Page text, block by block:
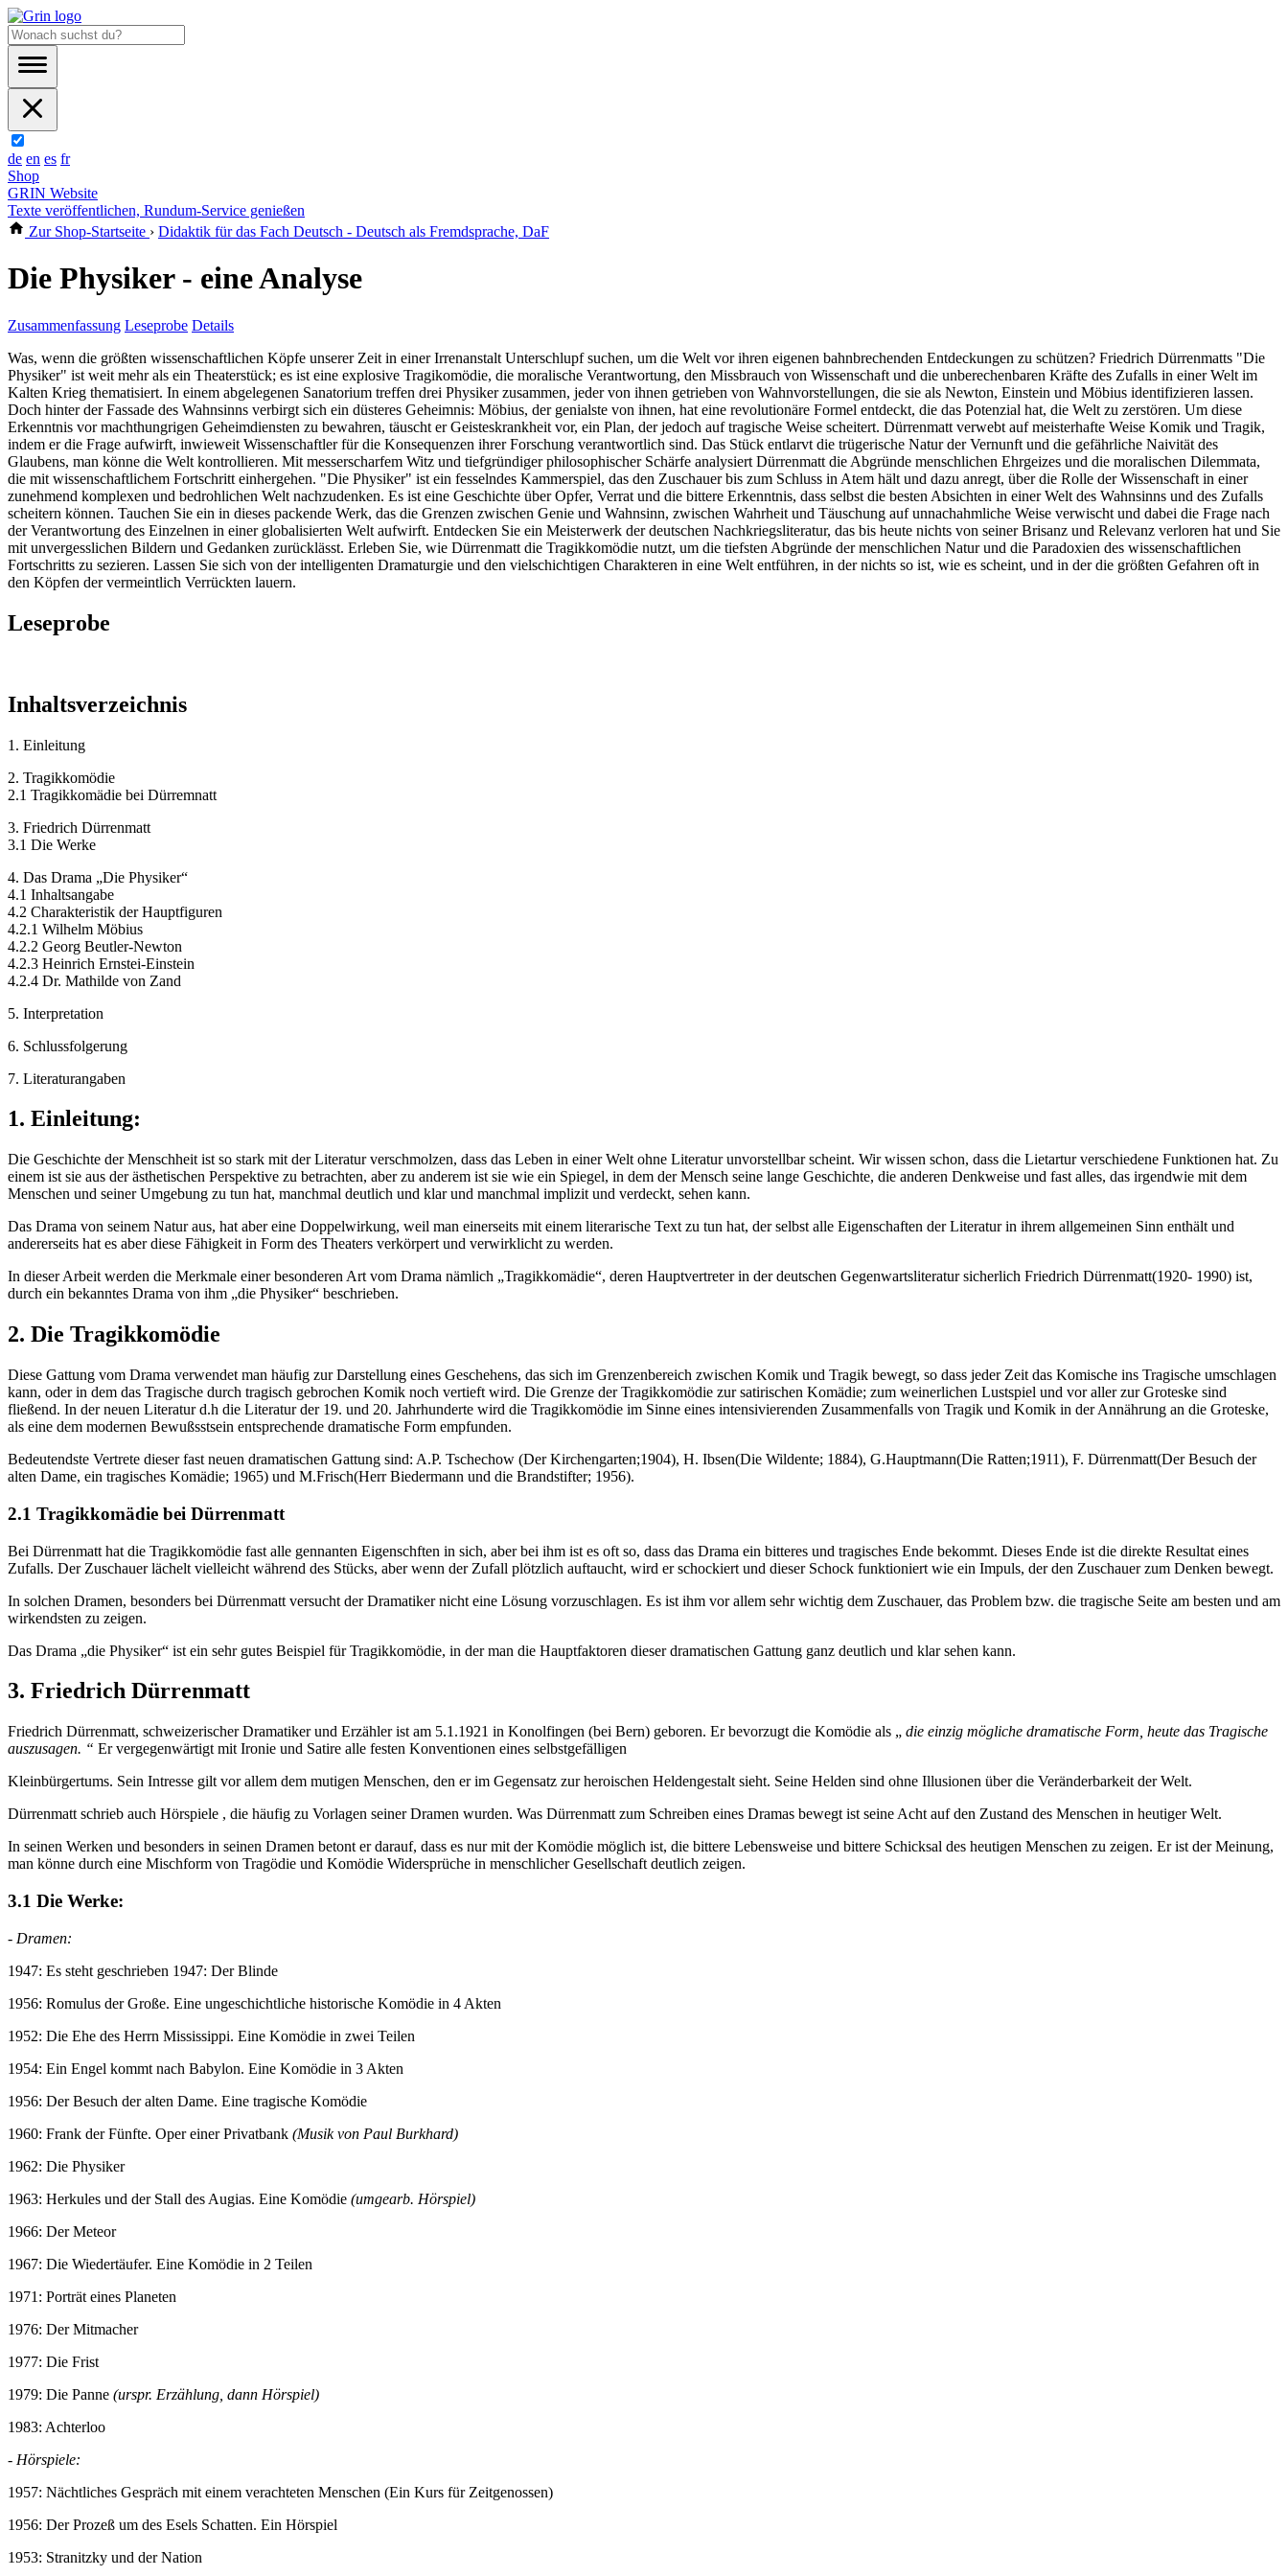
de en es fr
Shop
GRIN Website
Texte veröffentlichen, Rundum-Service genießen
Zur Shop-Startseite › Didaktik für das Fach Deutsch - Deutsch als Fremdsprache, DaF
Die Physiker - eine Analyse
Zusammenfassung Leseprobe Details
Was, wenn die größten wissenschaftlichen Köpfe unserer Zeit in einer Irrenanstalt Unterschlupf suchen, um die Welt vor ihren eigenen bahnbrechenden Entdeckungen zu schützen? Friedrich Dürrenmatts "Die
Physiker" ist weit mehr als ein Theaterstück; es ist eine explosive Tragikomödie, die moralische Verantwortung, den Missbrauch von Wissenschaft und die unberechenbaren Kräfte des Zufalls in einer Welt im
Kalten Krieg thematisiert. In einem abgelegenen Sanatorium treffen drei Physiker zusammen, jeder von ihnen getrieben von Wahnvorstellungen, die sie als Newton, Einstein und Möbius identifizieren lassen.
Doch hinter der Fassade des Wahnsinns verbirgt sich ein düsteres Geheimnis: Möbius, der genialste von ihnen, hat eine revolutionäre Formel entdeckt, die das Potenzial hat, die Welt zu zerstören. Um diese
Erkenntnis vor machthungrigen Geheimdiensten zu bewahren, täuscht er Geisteskrankheit vor, ein Plan, der jedoch auf tragische Weise scheitert. Dürrenmatt verwebt auf meisterhafte Weise Komik und Tragik,
indem er die Frage aufwirft, inwieweit Wissenschaftler für die Konsequenzen ihrer Forschung verantwortlich sind. Das Stück entlarvt die trügerische Natur der Vernunft und die gefährliche Naivität des
Glaubens, man könne die Welt kontrollieren. Mit messerscharfem Witz und tiefgründiger philosophischer Schärfe analysiert Dürrenmatt die Abgründe menschlichen Ehrgeizes und die moralischen Dilemmata,
die mit wissenschaftlichem Fortschritt einhergehen. "Die Physiker" ist ein fesselndes Kammerspiel, das den Zuschauer bis zum Schluss in Atem hält und dazu anregt, über die Rolle der Wissenschaft in einer
zunehmend komplexen und bedrohlichen Welt nachzudenken. Es ist eine Geschichte über Opfer, Verrat und die bittere Erkenntnis, dass selbst die besten Absichten in einer Welt des Wahnsinns und des Zufalls
scheitern können. Tauchen Sie ein in dieses packende Werk, das die Grenzen zwischen Genie und Wahnsinn, zwischen Wahrheit und Täuschung auf unnachahmliche Weise verwischt und dabei die Frage nach
der Verantwortung des Einzelnen in einer globalisierten Welt aufwirft. Entdecken Sie ein Meisterwerk der deutschen Nachkriegsliteratur, das bis heute nichts von seiner Brisanz und Relevanz verloren hat und Sie
mit unvergesslichen Bildern und Gedanken zurücklässt. Erleben Sie, wie Dürrenmatt die Tragikkomödie nutzt, um die tiefsten Abgründe der menschlichen Natur und die Paradoxien des wissenschaftlichen
Fortschritts zu sezieren. Lassen Sie sich von der intelligenten Dramaturgie und den vielschichtigen Charakteren in eine Welt entführen, in der nichts so ist, wie es scheint, und in der die größten Gefahren oft in
den Köpfen der vermeintlich Verrückten lauern.
Leseprobe
Inhaltsverzeichnis
1. Einleitung
2. Tragikkomödie
2.1 Tragikkomädie bei Dürremnatt
3. Friedrich Dürrenmatt
3.1 Die Werke
4. Das Drama „Die Physiker“
4.1 Inhaltsangabe
4.2 Charakteristik der Hauptfiguren
4.2.1 Wilhelm Möbius
4.2.2 Georg Beutler-Newton
4.2.3 Heinrich Ernstei-Einstein
4.2.4 Dr. Mathilde von Zand
5. Interpretation
6. Schlussfolgerung
7. Literaturangaben
1. Einleitung:
Die Geschichte der Menschheit ist so stark mit der Literatur verschmolzen, dass das Leben in einer Welt ohne Literatur unvorstellbar scheint. Wir wissen schon, dass die Lietartur verschiedene Funktionen hat. Zu
einem ist sie aus der ästhetischen Perspektive zu betrachten, aber zu anderem ist sie wie ein Spiegel, in dem der Mensch seine lange Geschichte, die anderen Denkweise und fast alles, das irgendwie mit dem
Menschen und seiner Umgebung zu tun hat, manchmal deutlich und klar und manchmal implizit und verdeckt, sehen kann.
Das Drama von seinem Natur aus, hat aber eine Doppelwirkung, weil man einerseits mit einem literarische Text zu tun hat, der selbst alle Eigenschaften der Literatur in ihrem allgemeinen Sinn enthält und
andererseits hat es aber diese Fähigkeit in Form des Theaters verkörpert und verwirklicht zu werden.
In dieser Arbeit werden die Merkmale einer besonderen Art vom Drama nämlich „Tragikkomädie“, deren Hauptvertreter in der deutschen Gegenwartsliteratur sicherlich Friedrich Dürrenmatt(1920- 1990) ist,
durch ein bekanntes Drama von ihm „die Physiker“ beschrieben.
2. Die Tragikkomödie
Diese Gattung vom Drama verwendet man häufig zur Darstellung eines Geschehens, das sich im Grenzenbereich zwischen Komik und Tragik bewegt, so dass jeder Zeit das Komische ins Tragische umschlagen
kann, oder in dem das Tragische durch tragisch gebrochen Komik noch vertieft wird. Die Grenze der Tragikkomödie zur satirischen Komädie; zum weinerlichen Lustspiel und vor aller zur Groteske sind
fließend. In der neuen Literatur d.h die Literatur der 19. und 20. Jahrhunderte wird die Tragikkomödie im Sinne eines intensivierenden Zusammenfalls von Tragik und Komik in der Annährung an die Groteske,
als eine dem modernen Bewußsstsein entsprechende dramatische Form empfunden.
Bedeutendste Vertrete dieser fast neuen dramatischen Gattung sind: A.P. Tschechow (Der Kirchengarten;1904), H. Ibsen(Die Wildente; 1884), G.Hauptmann(Die Ratten;1911), F. Dürrenmatt(Der Besuch der
alten Dame, ein tragisches Komädie; 1965) und M.Frisch(Herr Biedermann und die Brandstifter; 1956).
2.1 Tragikkomädie bei Dürrenmatt
Bei Dürrenmatt hat die Tragikkomödie fast alle gennanten Eigenschften in sich, aber bei ihm ist es oft so, dass das Drama ein bitteres und tragisches Ende bekommt. Dieses Ende ist die direkte Resultat eines
Zufalls. Der Zuschauer lächelt vielleicht während des Stücks, aber wenn der Zufall plötzlich auftaucht, wird er schockiert und dieser Schock funktioniert wie ein Impuls, der den Zuschauer zum Denken bewegt.
In solchen Dramen, besonders bei Dürrenmatt versucht der Dramatiker nicht eine Lösung vorzuschlagen. Es ist ihm vor allem sehr wichtig dem Zuschauer, das Problem bzw. die tragische Seite am besten und am
wirkendsten zu zeigen.
Das Drama „die Physiker“ ist ein sehr gutes Beispiel für Tragikkomödie, in der man die Hauptfaktoren dieser dramatischen Gattung ganz deutlich und klar sehen kann.
3. Friedrich Dürrenmatt
Friedrich Dürrenmatt, schweizerischer Dramatiker und Erzähler ist am 5.1.1921 in Konolfingen (bei Bern) geboren. Er bevorzugt die Komödie als „ die einzig mögliche dramatische Form, heute das Tragische
auszusagen. “ Er vergegenwärtigt mit Ironie und Satire alle festen Konventionen eines selbstgefälligen
Kleinbürgertums. Sein Intresse gilt vor allem dem mutigen Menschen, den er im Gegensatz zur heroischen Heldengestalt sieht. Seine Helden sind ohne Illusionen über die Veränderbarkeit der Welt.
Dürrenmatt schrieb auch Hörspiele , die häufig zu Vorlagen seiner Dramen wurden. Was Dürrenmatt zum Schreiben eines Dramas bewegt ist seine Acht auf den Zustand des Menschen in heutiger Welt.
In seinen Werken und besonders in seinen Dramen betont er darauf, dass es nur mit der Komödie möglich ist, die bittere Lebensweise und bittere Schicksal des heutigen Menschen zu zeigen. Er ist der Meinung,
man könne durch eine Mischform von Tragödie und Komödie Widersprüche in menschlicher Gesellschaft deutlich zeigen.
3.1 Die Werke:
- Dramen:
1947: Es steht geschrieben 1947: Der Blinde
1956: Romulus der Große. Eine ungeschichtliche historische Komödie in 4 Akten
1952: Die Ehe des Herrn Mississippi. Eine Komödie in zwei Teilen
1954: Ein Engel kommt nach Babylon. Eine Komödie in 3 Akten
1956: Der Besuch der alten Dame. Eine tragische Komödie
1960: Frank der Fünfte. Oper einer Privatbank (Musik von Paul Burkhard)
1962: Die Physiker
1963: Herkules und der Stall des Augias. Eine Komödie (umgearb. Hörspiel)
1966: Der Meteor
1967: Die Wiedertäufer. Eine Komödie in 2 Teilen
1971: Porträt eines Planeten
1976: Der Mitmacher
1977: Die Frist
1979: Die Panne (urspr. Erzählung, dann Hörspiel)
1983: Achterloo
- Hörspiele:
1957: Nächtliches Gespräch mit einem verachteten Menschen (Ein Kurs für Zeitgenossen)
1956: Der Prozeß um des Esels Schatten. Ein Hörspiel
1953: Stranitzky und der Nation